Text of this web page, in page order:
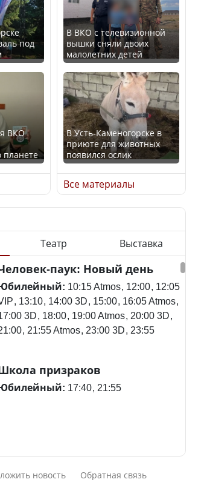
Азия
ауқат
в
жеті
Трамп официально
вступил в должность
президента США
Луну признали объектом
культурного наследия,
находящегося под
угрозой исчезновения
Станет ли
метапневмовирус
эпидемией, рассказали в
ВОЗ
потерпел крушение в
Южной Корее, погибли
120 человек
Актау: Путин принес
под
ВКО
планете
В ВКО с телевизионной
вышки сняли двоих
малолетних детей
В Усть-Каменогорске в
приюте для животных
появился ослик
Все материалы
Театр Выставка
паук: Новый день
10:15 Atmos 12:00 12:05
13:10 14:00 3D 15:00 16:05 Atmos
3D 18:00 19:00 Atmos 20:00 3D
21:55 Atmos 23:00 3D 23:55
призраков
17:40 21:55
сквозь вселенные
новость
Обратная связь